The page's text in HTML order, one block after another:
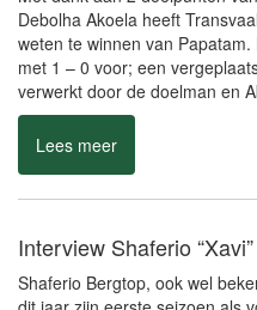
Interview Shaferio
Shaferio Bergtop, ook wel
dit jaar zijn eerste seizoen als
Xavi, geboren op 3 Februari
attitude vorig seizoen al enkele
is zijn hele jeugd (U-9)
werken komt hij dit […]